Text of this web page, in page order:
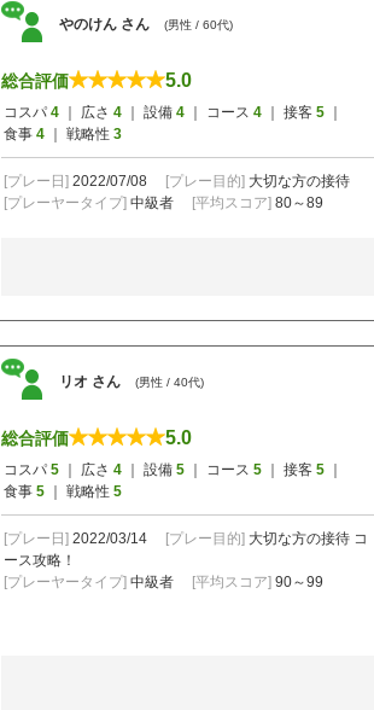
やのけん さん (男性 / 60代)
総合評価 5.0
コスパ 4 ｜ 広さ 4 ｜ 設備 4 ｜ コース 4 ｜ 接客 5
食事 4 ｜ 戦略性 3
[プレー日] 2022/07/08 [プレー目的] 大切な方の接待
[プレーヤータイプ] 中級者 [平均スコア] 80～89
リオ さん (男性 / 40代)
総合評価 5.0
コスパ 5 ｜ 広さ 4 ｜ 設備 5 ｜ コース 5 ｜ 接客 5
食事 5 ｜ 戦略性 5
[プレー日] 2022/03/14 [プレー目的] 大切な方の接待 コ
ース攻略！
[プレーヤータイプ] 中級者 [平均スコア] 90～99